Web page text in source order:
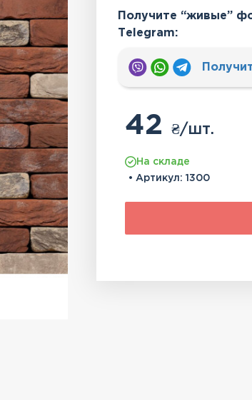
Получите “живые”
Тelegram:
42 ₴/шт.
На складе
• Артикул: 1300